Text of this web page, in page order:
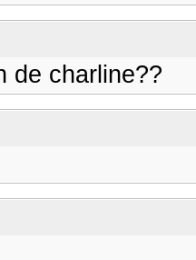
de charline??